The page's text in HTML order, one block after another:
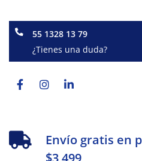
55 1328 13 79
¿Tienes una duda?
f
Envío gratis en